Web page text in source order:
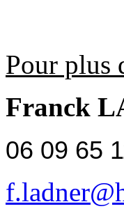
Pour plus
Franck
06 09 65